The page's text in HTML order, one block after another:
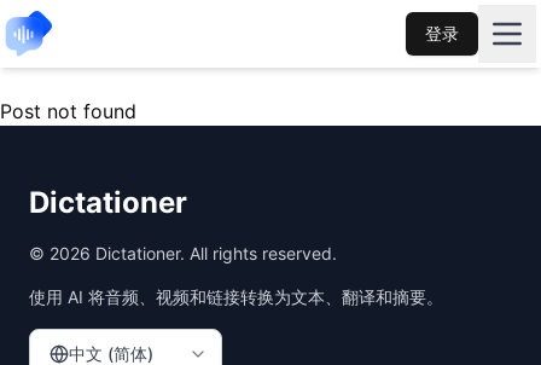
登录
Post not found
Dictationer
© 2026 Dictationer. All rights reserved.
使用 AI 将音频、视频和链接转换为文本、翻译和摘要。
中文 (简体)